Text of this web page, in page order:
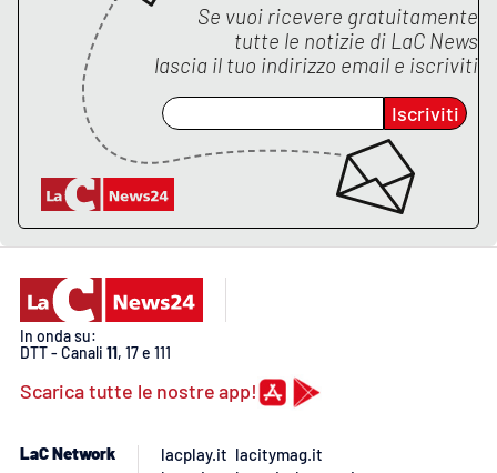
Buona Sanità Calabria
CALABRIAVISIONE
Destinazioni
Eventi
Food
Storie
Se vuoi ricevere gratuitamente
tutte le notizie di LaC News
lascia il tuo indirizzo email e iscriviti
Iscriviti
In onda su:
DTT - Canali 11, 17 e 111
Scarica tutte le nostre app!
LaC Network
lacplay.it lacitymag.it